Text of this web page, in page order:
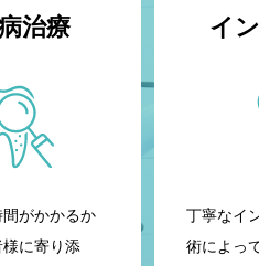
治療
がかかるか
に寄り添
イ
丁寧なイ
術によっ